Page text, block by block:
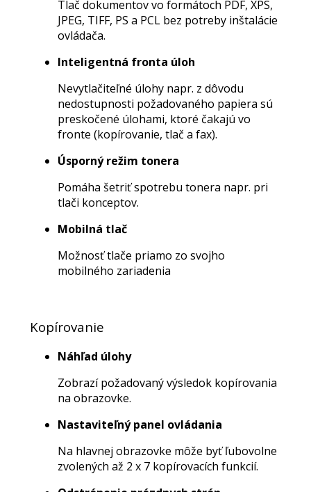
Tlač dokumentov vo formátoch PDF, XPS,
JPEG, TIFF, PS a PCL bez potreby inštalácie
ovládača.
Inteligentná fronta úloh
Nevytlačiteľné úlohy napr. z dôvodu
nedostupnosti požadovaného papiera sú
preskočené úlohami, ktoré čakajú vo
fronte (kopírovanie, tlač a fax).
Úsporný režim tonera
Pomáha šetriť spotrebu tonera napr. pri
tlači konceptov.
Mobilná tlač
Možnosť tlače priamo zo svojho
mobilného zariadenia
Kopírovanie
Náhľad úlohy
Zobrazí požadovaný výsledok kopírovania
na obrazovke.
Nastaviteľný panel ovládania
Na hlavnej obrazovke môže byť ľubovolne
zvolených až 2 x 7 kopírovacích funkcií.